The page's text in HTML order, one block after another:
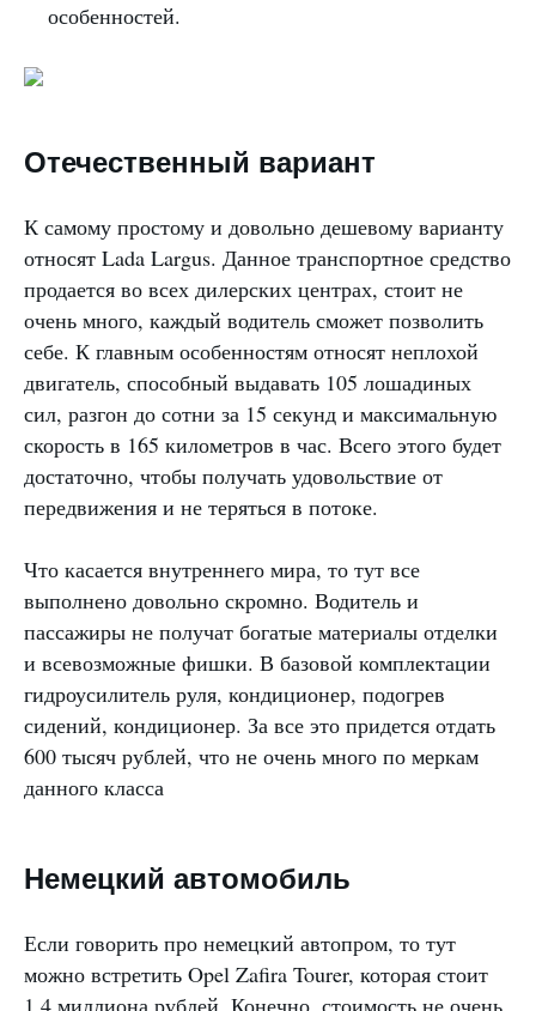
особенностей.
Отечественный вариант
К самому простому и довольно дешевому варианту
относят Lada Largus. Данное транспортное средство
продается во всех дилерских центрах, стоит не
очень много, каждый водитель сможет позволить
себе. К главным особенностям относят неплохой
двигатель, способный выдавать 105 лошадиных
сил, разгон до сотни за 15 секунд и максимальную
скорость в 165 километров в час. Всего этого будет
достаточно, чтобы получать удовольствие от
передвижения и не теряться в потоке.
Что касается внутреннего мира, то тут все
выполнено довольно скромно. Водитель и
пассажиры не получат богатые материалы отделки
и всевозможные фишки. В базовой комплектации
гидроусилитель руля, кондиционер, подогрев
сидений, кондиционер. За все это придется отдать
600 тысяч рублей, что не очень много по меркам
данного класса
Немецкий автомобиль
Если говорить про немецкий автопром, то тут
можно встретить Opel Zafira Tourer, которая стоит
1,4 миллиона рублей. Конечно, стоимость не очень